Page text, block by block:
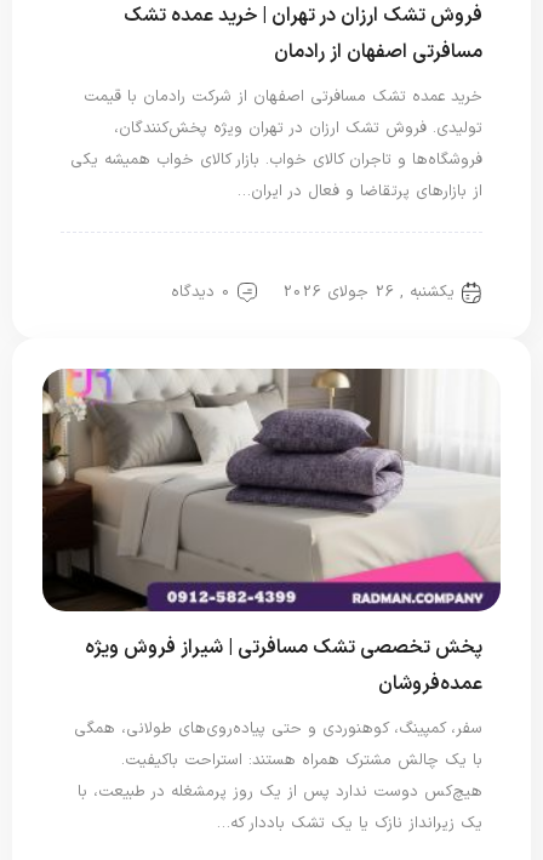
فروش تشک ارزان در تهران | خرید عمده تشک
مسافرتی اصفهان از رادمان
خرید عمده تشک مسافرتی اصفهان از شرکت رادمان با قیمت
تولیدی. فروش تشک ارزان در تهران ویژه پخش‌کنندگان،
فروشگاه‌ها و تاجران کالای خواب. بازار کالای خواب همیشه یکی
از بازارهای پرتقاضا و فعال در ایران…
یکشنبه , 26 جولای 2026 0 دیدگاه
پخش تخصصی تشک مسافرتی | شیراز فروش ویژه
عمده‌فروشان
سفر، کمپینگ، کوهنوردی و حتی پیاده‌روی‌های طولانی، همگی
با یک چالش مشترک همراه هستند: استراحت باکیفیت.
هیچ‌کس دوست ندارد پس از یک روز پرمشغله در طبیعت، با
یک زیرانداز نازک یا یک تشک باددار که…